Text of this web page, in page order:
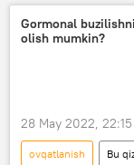
Oziq-ovqat
Shifokorlar tavsiyasi
Gormonal
olish mumkin?
28 May 2022, 22:15
ovqatlanish Bu